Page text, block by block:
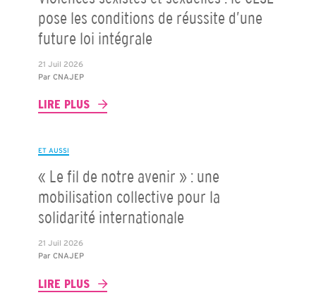
pose les conditions de réussite d’une
future loi intégrale
21 Juil 2026
Par CNAJEP
LIRE PLUS
ET AUSSI
« Le fil de notre avenir » : une
mobilisation collective pour la
solidarité internationale
21 Juil 2026
Par CNAJEP
LIRE PLUS